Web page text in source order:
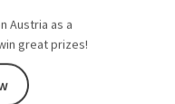
Austria as a
great prizes!